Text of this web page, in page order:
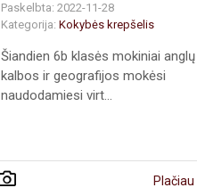
Paskelbta: 2022-11-28
Kategorija: Kokybės krepšelis
Šiandien 6b klasės mokiniai anglų
kalbos ir geografijos mokėsi
naudodamiesi virt...
Plačiau